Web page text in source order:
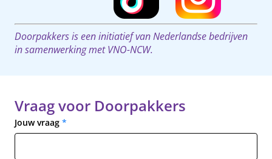
Doorpakkers is een initiatief van Nederlandse bedrijven
in samenwerking met VNO-NCW.
Vraag voor Doorpakkers
Jouw vraag *